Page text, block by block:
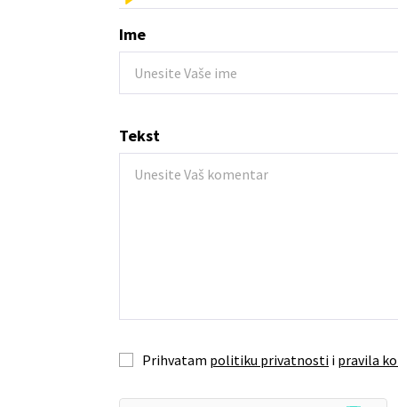
Ime
Tekst
Prihvatam politiku privatnosti i pravila